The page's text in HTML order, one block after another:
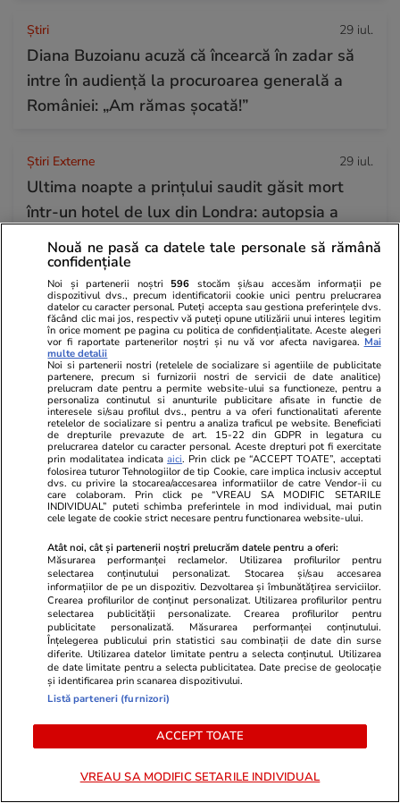
Ştiri 29 iul.
Diana Buzoianu acuză că încearcă în zadar să
intre în audiență la procuroarea generală a
României: „Am rămas șocată!”
Știri Externe 29 iul.
Ultima noapte a prințului saudit găsit mort
într-un hotel de lux din Londra: autopsia a
dezvăluit cauza morții
Horoscop 29 iul.
Horoscop 30 iulie 2026. Tauriii se interesează
mai puțin ce se discută în spatele ușilor
închise, gestionează mai bine orice sursă de
stres
Sănătate și Fitness 29 iul.
A doua zi de grevă în Sănătate:
„Avem colegi care ne-au murit în
spital”. Mărturii cutremurătoare
de la Spitalul Bagdasar-Arseni
Lifestyle
Ce
favorita
Nouă ne pasă ca datele tale personale să rămână
confidențiale
Noi și partenerii noștri 596 stocăm și/sau accesăm informații pe
dispozitivul dvs., precum identificatorii cookie unici pentru prelucrarea
datelor cu caracter personal. Puteți accepta sau gestiona preferințele dvs.
făcând clic mai jos, respectiv vă puteți opune utilizării unui interes legitim
în orice moment pe pagina cu politica de confidențialitate. Aceste alegeri
vor fi raportate partenerilor noștri și nu vă vor afecta navigarea. Mai
multe detalii
Noi si partenerii nostri (retelele de socializare si agentiile de publicitate
partenere, precum si furnizorii nostri de servicii de date analitice)
prelucram date pentru a permite website-ului sa functioneze, pentru a
personaliza continutul si anunturile publicitare afisate in functie de
interesele si/sau profilul dvs., pentru a va oferi functionalitati aferente
retelelor de socializare si pentru a analiza traficul pe website. Beneficiati
de drepturile prevazute de art. 15-22 din GDPR in legatura cu
prelucrarea datelor cu caracter personal. Aceste drepturi pot fi exercitate
prin modalitatea indicataaici. Prin click pe “ACCEPT TOATE”, acceptati
folosirea tuturor Tehnologiilor de tip Cookie, care implica inclusiv acceptul
dvs. cu privire la stocarea/accesarea informatiilor de catre Vendor-ii cu
care colaboram. Prin click pe “VREAU SA MODIFIC SETARILE
INDIVIDUAL” puteti schimba preferintele in mod individual, mai putin
cele legate de cookie strict necesare pentru functionarea website-ului.
Atât noi, cât și partenerii noștri prelucrăm datele pentru a oferi:
Măsurarea performanței reclamelor. Utilizarea profilurilor pentru
selectarea conținutului personalizat. Stocarea și/sau accesarea
informațiilor de pe un dispozitiv. Dezvoltarea și îmbunătățirea serviciilor.
Crearea profilurilor de conținut personalizat. Utilizarea profilurilor pentru
selectarea publicității personalizate. Crearea profilurilor pentru
publicitate personalizată. Măsurarea performanței conținutului.
Înțelegerea publicului prin statistici sau combinații de date din surse
diferite. Utilizarea datelor limitate pentru a selecta conținutul. Utilizarea
de date limitate pentru a selecta publicitatea. Date precise de geolocație
și identificarea prin scanarea dispozitivului.
Listă parteneri (furnizori)
ACCEPT TOATE
VREAU SA MODIFIC SETARILE INDIVIDUAL